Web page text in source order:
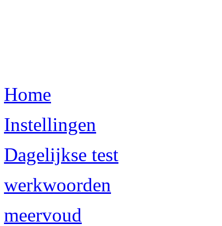
Home
Instellingen
Dagelijkse test
werkwoorden
meervoud